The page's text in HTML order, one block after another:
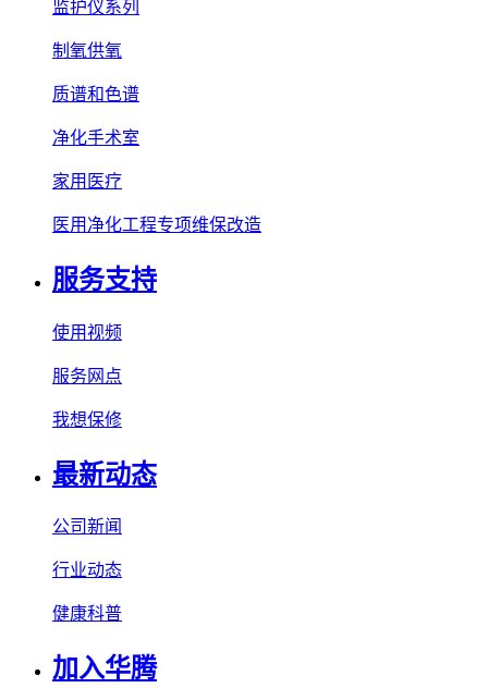
监护仪系列
制氧供氧
质谱和色谱
净化手术室
家用医疗
医用净化工程专项维保改造
服务支持
使用视频
服务网点
我想保修
最新动态
公司新闻
行业动态
健康科普
加入华腾